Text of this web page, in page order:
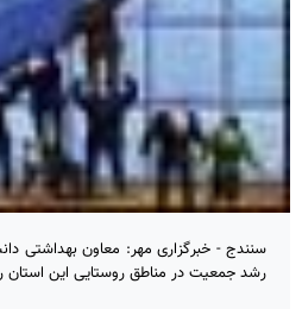
سنندج - خبرگزاری مهر: معاون بهداشتی
رشد جمعیت در مناطق روستایی این استان را 1.19 درصدعنوان